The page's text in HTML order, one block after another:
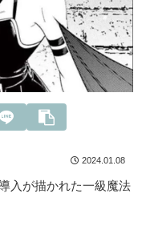
2024.01.08
入が描かれた一級魔法